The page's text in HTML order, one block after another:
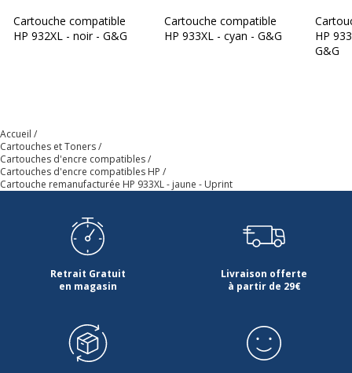
Cartouche compatible
HP 932XL - noir - G&G
Cartouche compatible
HP 933XL - cyan - G&G
HP
G&G
Accueil
Cartouches et Toners
Cartouches d'encre compatibles
Cartouches d'encre compatibles HP
Cartouche remanufacturée HP 933XL - jaune - Uprint
Retrait Gratuit
en magasin
Livraison offerte
à partir de 29€